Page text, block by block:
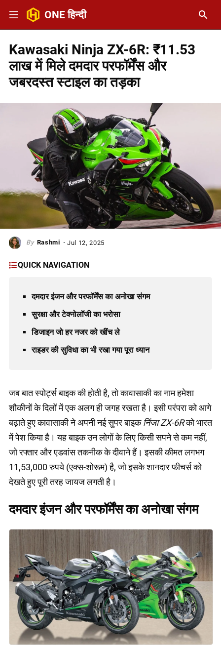
ONE हिन्दी
Kawasaki Ninja ZX-6R: ₹11.53
लाख में मिले दमदार परफॉर्मेंस और
जबरदस्त स्टाइल का तड़का
Rashmi Jul 12, 2025
QUICK NAVIGATION
दमदार इंजन और परफॉर्मेंस का अनोखा संगम
सुरक्षा और टेक्नोलॉजी का भरोसा
डिजाइन जो हर नजर को खींच ले
राइडर की सुविधा का भी रखा गया पूरा ध्यान
जब बात स्पोर्ट्स बाइक की होती है, तो कावासाकी का नाम हमेशा
शौकीनों के दिलों में एक अलग ही जगह रखता है। इसी परंपरा को आगे
बढ़ाते हुए कावासाकी ने अपनी नई सुपर बाइकनिंजा ZX-6Rको भारत
में पेश किया है। यह बाइक उन लोगों के लिए किसी सपने से कम नहीं,
जो रफ्तार और एडवांस तकनीक के दीवाने हैं। इसकी कीमत लगभग
11,53,000 रुपये (एक्स-शोरूम) है, जो इसके शानदार फीचर्स को
देखते हुए पूरी तरह जायज लगती है।
दमदार इंजन और परफॉर्मेंस का अनोखा संगम